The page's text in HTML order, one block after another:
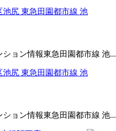
尻 東急田園都市線 池
ョン情報東急田園都市線 池...
尻 東急田園都市線 池
ョン情報東急田園都市線 池...